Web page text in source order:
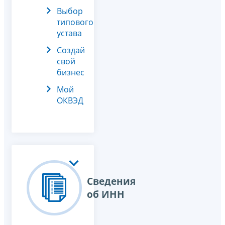
Выбор
типового
устава
Создай
свой
бизнес
Мой
ОКВЭД
Сведения
об ИНН